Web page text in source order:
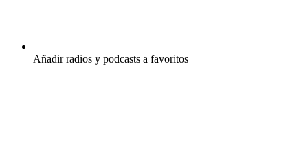
Añadir radios y podcasts a favoritos